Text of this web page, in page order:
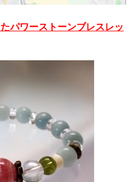
パワーストーンブレスレッ